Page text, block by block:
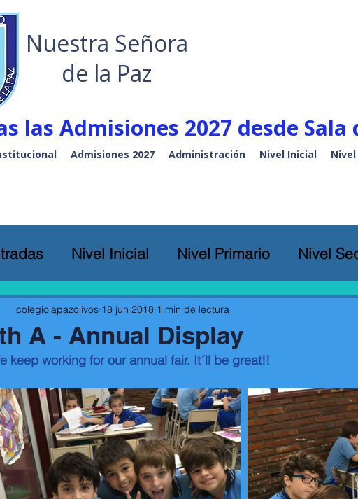
Admisiones 2027 Administración Nivel Inicial
Nivel Inicial Nivel Primario Nivel
A - Annual Display
colegiolapazolivos 18 jun 2018 1 min de lectura
keep working for our annual fair. It´ll be great!!
Nuestra Señora
de la Paz
las Admisiones 2027 desde Sala